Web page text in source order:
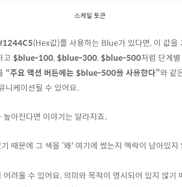
스케일 토큰
(Hex값)를 사용하는 Blue가 있다면, 이 값을
고 $blue-100, $blue-300, $blue-500처럼 단계별
“주요 액션 버튼에는 $blue-500을 사용한다”와 같
니케이션될 수 있어요.
높아진다면 이야기는 달라지죠.
때문에 그 색을 ‘왜' 여기에 썼는지 맥락이 남아있지
어려울 수 있어요. 의미와목적이 명시되어 있지 않기